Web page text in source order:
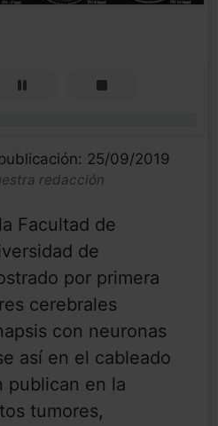
25/09/2019
redacción
Facultad de
de
por primera
cerebrales
con neuronas
así en el cableado
publican en la
tumores,